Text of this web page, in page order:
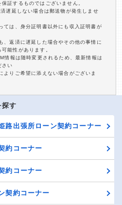
証するものではございません。
遅延しない場合は郵送物が発生しませ
ては、身分証明書以外にも収入証明書が
、返済に遅延した場合やその他の事情に
能性があります。
情報は随時変更されるため、最新情報は
さい
りご希望に添えない場合がございま
探す
路出張所ローン契約コーナー
約コーナー
約コーナー
契約コーナー